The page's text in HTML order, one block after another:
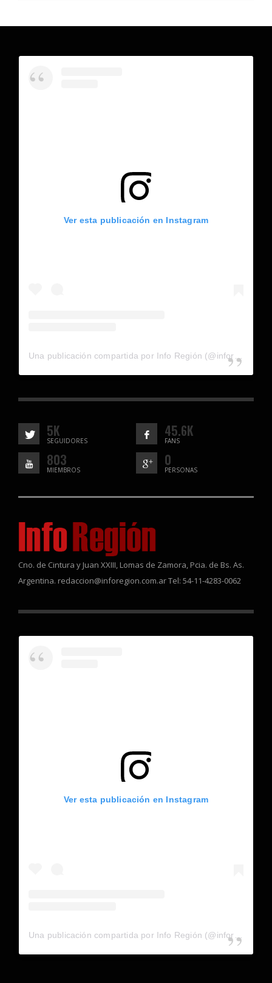
Ver esta publicación en Instagram
5K
SEGUIDORES
45.6K
FANS
803
MIEMBROS
0
PERSONAS
Cno. de Cintura y Juan XXIII, Lomas de Zamora, Pcia. de Bs. As.
Argentina. redaccion@inforegion.com.ar Tel: 54-11-4283-0062
Ver esta publicación en Instagram
Una publicación compartida por Info Región (@inforegion_redes)